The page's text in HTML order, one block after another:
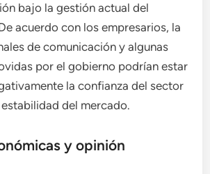
bajo la gestión actual del
acuerdo con los empresarios, la
de comunicación y algunas
por el gobierno podrían estar
la confianza del sector
del mercado.
y opinión